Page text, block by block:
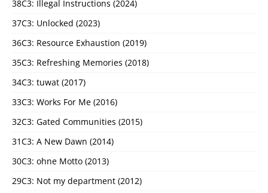
38C3: Illegal Instructions (2024)
37C3: Unlocked (2023)
36C3: Resource Exhaustion (2019)
35C3: Refreshing Memories (2018)
34C3: tuwat (2017)
33C3: Works For Me (2016)
32C3: Gated Communities (2015)
31C3: A New Dawn (2014)
30C3: ohne Motto (2013)
29C3: Not my department (2012)